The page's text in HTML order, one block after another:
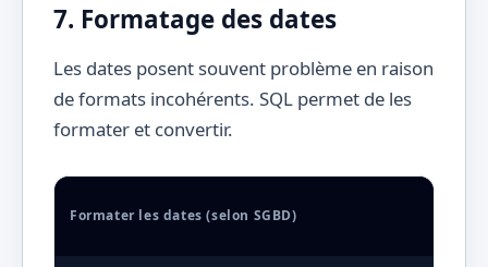
7. Formatage des dates
Les dates posent souvent problème en raison
de formats incohérents. SQL permet de les
formater et convertir.
Formater les dates (selon SGBD)